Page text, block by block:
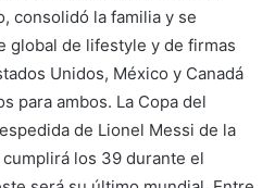
consolidó la familia y se
global de lifestyle y de firmas
Unidos, México y Canadá
para ambos. La Copa del
de Lionel Messi de la
los 39 durante el